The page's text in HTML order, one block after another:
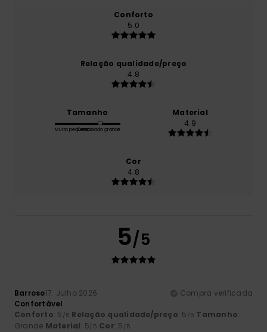
Conforto
5.0
Relação qualidade/preço
4.8
Tamanho
Muito pequenoDemasiado grande
Material
4.9
Cor
4.8
5/5
Barroso17. Julho 2026
Compra verificada
Confortável
Conforto: 5 /5 Relação qualidade/preço: 5 /5 Tamanho:
Grande Material: 5/5 Cor: 5 /5